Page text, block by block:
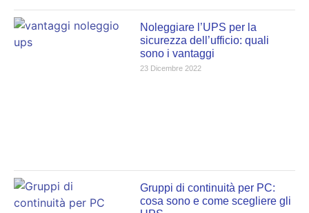
Noleggiare l’UPS per la
sicurezza dell’ufficio: quali
sono i vantaggi
23 Dicembre 2022
Gruppi di continuità per PC:
cosa sono e come scegliere gli